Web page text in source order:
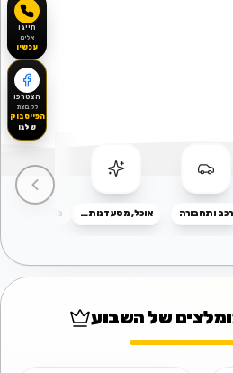
רכב ותחבורה אוכל, מסעדנות ואירוח
של השבוע
חייגו
אלינו
עכשיו
הצטרפו
לקבוצת
הפייסבוק
שלנו